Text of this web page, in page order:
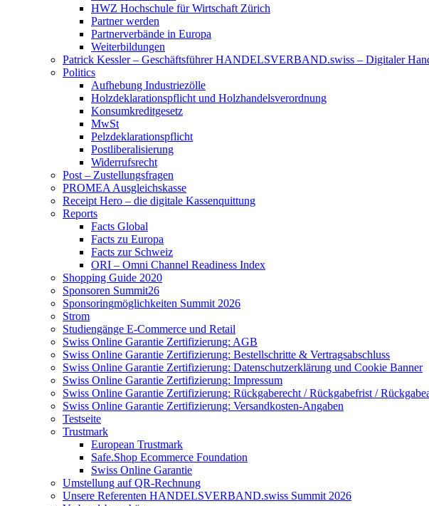
HWZ Hochschule für Wirtschaft Zürich
Partner werden
Partnerverbände in Europa
Weiterbildungen
Patrick Kessler – Geschäftsführer HANDELSVERBAND.swiss – Digitaler
Politics
Aufhebung Industriezölle
Holzdeklarationspflicht und Holzhandelsverordnung
Konsumkreditgesetz
MwSt
Pelzdeklarationspflicht
Postliberalisierung
Widerrufsrecht
Post – Zustellungsfragen
PROMEA Ausgleichskasse
Receipt Hero – die digitale Kassenquittung
Reports
Facts Global
Facts zu Europa
Facts zur Schweiz
ORI – Omni Channel Readiness Index
Shopping Guide 2020
Sponsoren Summit26
Sponsoringmöglichkeiten Summit 2026
Strom
Studiengänge E-Commerce und Retail
Swiss Online Garantie Zertifizierung: AGB
Swiss Online Garantie Zertifizierung: Bestellschritte & Vertragsabschluss
Swiss Online Garantie Zertifizierung: Datenschutzerklärung und Cookie Banner
Swiss Online Garantie Zertifizierung: Impressum
Swiss Online Garantie Zertifizierung: Rückgaberecht / Rückgabefrist /
Swiss Online Garantie Zertifizierung: Versandkosten-Angaben
Testseite
Trustmark
European Trustmark
Safe.Shop Ecommerce Foundation
Swiss Online Garantie
Umstellung auf QR-Rechnung
Unsere Referenten HANDELSVERBAND.swiss Summit 2026